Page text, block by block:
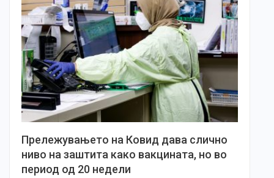
Прележувањето на Ковид дава слично
ниво на заштита како вакцината, но во
период од 20 недели